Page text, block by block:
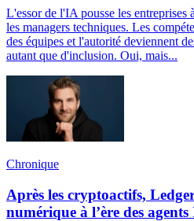
L'essor de l'IA pousse les entreprises
les managers techniques. Les
des équipes et l'autorité deviennent
autant que d'inclusion. Oui, mais...
Chronique
Après les cryptoactifs,
numérique à l’ère des agents